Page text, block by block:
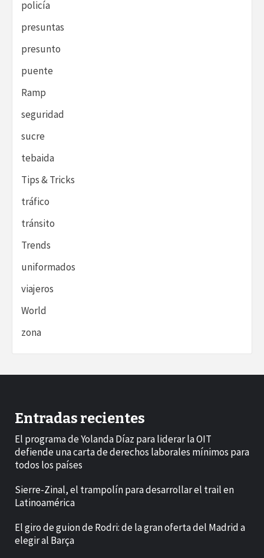
policía
presuntas
presunto
puente
Ramp
seguridad
sucre
tebaida
Tips & Tricks
tráfico
tránsito
Trends
uniformados
viajeros
World
zona
Entradas recientes
El programa de Yolanda Díaz para liderar la OIT
defiende una carta de derechos laborales mínimos para
todos los países
Sierre-Zinal, el trampolín para desarrollar el trail en
Latinoamérica
El giro de guion de Rodri: de la gran oferta del Madrid a
elegir al Barça